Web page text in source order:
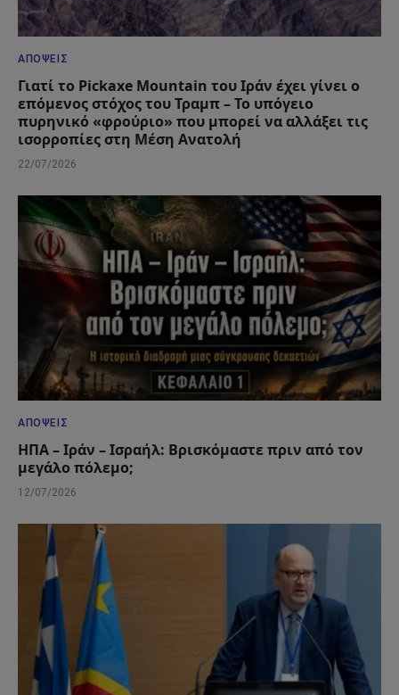
ΑΠΌΨΕΙΣ
Γιατί το Pickaxe Mountain του Ιράν έχει γίνει ο
επόμενος στόχος του Τραμπ – Το υπόγειο
πυρηνικό «φρούριο» που μπορεί να αλλάξει τις
ισορροπίες στη Μέση Ανατολή
22/07/2026
ΑΠΌΨΕΙΣ
ΗΠΑ – Ιράν – Ισραήλ: Βρισκόμαστε πριν από τον
μεγάλο πόλεμο;
12/07/2026